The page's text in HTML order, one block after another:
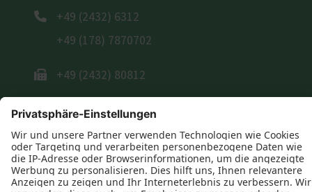
+49 (2432) 6312
+49 (178) 7870702
+49 (2432) 80812
Öffnungszeiten
Montag: 07:30–16:00 Uhr